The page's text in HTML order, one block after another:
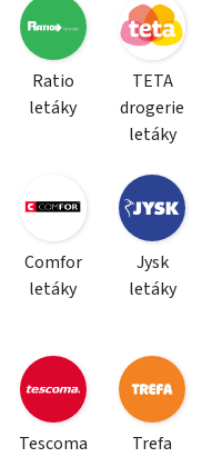
Ratio
letáky
TETA
drogerie
letáky
Comfor
letáky
Jysk
letáky
Tescoma
Trefa